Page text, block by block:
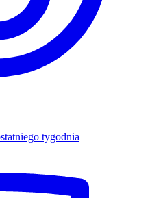
tygodnia